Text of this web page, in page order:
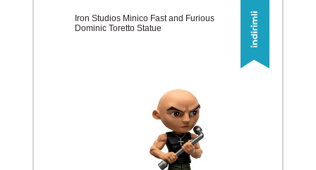
Iron Studios Minico Fast and Furious
Dominic Toretto Statue